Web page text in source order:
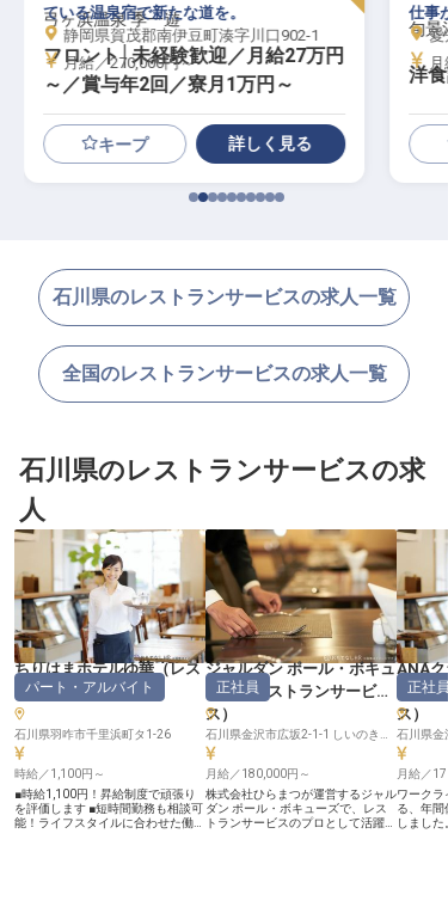
弓ヶ浜温泉 季一遊
フロント│未経験歓迎／月給27万円
～／賞与年2回／寮月1万円～
ている温泉宿で新たな道を。
静岡県賀茂郡南伊豆町湊字川口902-1
月給／270,000円～
キープ 詳しく見る
旬景
洋
仕事
愛
石川県のレストランサービスの求人一覧
全国のレストランサービスの求人一覧
石川県のレストランサービスの求
人
ちりはまホテルゆ華（レス
トランサービス）
パート・アルバイト
石川県羽咋市千里浜町タ1-26
時給／1,100円～
■時給1,100円！昇給制度で頑張り
を評価します ■短時間勤務も相談可
能！ライフスタイルに合わせた働き
ジャルダン ポール・ボキュ
ーズ（レストランサービ
ス ）
正社員
月給／180,000円～
株式会社ひらまつが運営するジャル
ダン ポール・ボキューズで、レス
トランサービスのプロとして活躍し
ANA
金沢（
ス ）
正社員
石川県金
月給／
ワークラ
る、年
しまし